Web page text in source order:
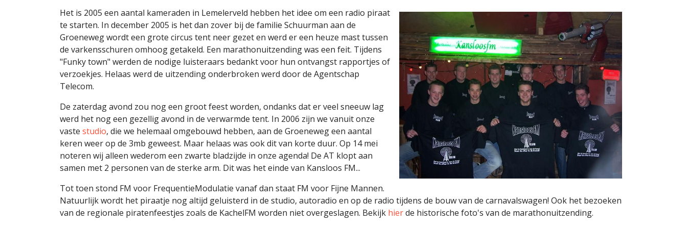
Het is 2005 een aantal kameraden in Lemelerveld hebben het idee om een radio piraat
te starten. In december 2005 is het dan zover bij de familie Schuurman aan de
Groeneweg wordt een grote circus tent neer gezet en werd er een heuze mast tussen
de varkensschuren omhoog getakeld. Een marathonuitzending was een feit. Tijdens
"Funky town" werden de nodige luisteraars bedankt voor hun ontvangst rapportjes of
verzoekjes. Helaas werd de uitzending onderbroken werd door de Agentschap
Telecom.
De zaterdag avond zou nog een groot feest worden, ondanks dat er veel sneeuw lag
werd het nog een gezellig avond in de verwarmde tent. In 2006 zijn we vanuit onze
vaste studio, die we helemaal omgebouwd hebben, aan de Groeneweg een aantal
keren weer op de 3mb geweest. Maar helaas was ook dit van korte duur. Op 14 mei
noteren wij alleen wederom een zwarte bladzijde in onze agenda! De AT klopt aan
samen met 2 personen van de sterke arm. Dit was het einde van Kansloos FM...
Tot toen stond FM voor FrequentieModulatie vanaf dan staat FM voor Fijne Mannen.
Natuurlijk wordt het piraatje nog altijd geluisterd in de studio, autoradio en op de radio tijdens de bouw van de carnavalswagen! Ook het bezoeken
van de regionale piratenfeestjes zoals de KachelFM worden niet overgeslagen. Bekijk hierde historische foto's van de marathonuitzending.